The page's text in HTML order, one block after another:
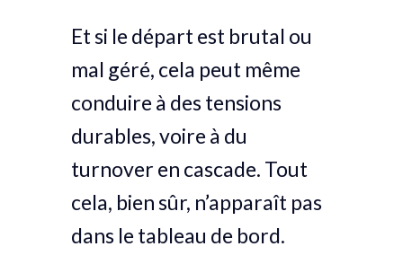
Et si le départ est brutal ou
mal géré, cela peut même
conduire à des tensions
durables, voire à du
turnover en cascade. Tout
cela, bien sûr, n’apparaît pas
dans le tableau de bord.